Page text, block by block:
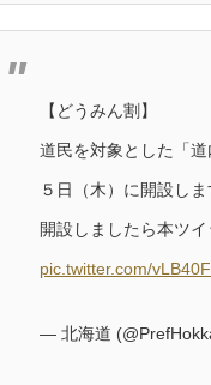
【どうみん割】
道民を対象とした「
５日（木）に開設しま
開設しましたら本ツ
pic.twitter.com/
— 北海道